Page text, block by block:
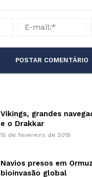
Vikings, grandes
e o Drakkar
15 de fevereiro de 2018
Navios presos em
bioinvasão global